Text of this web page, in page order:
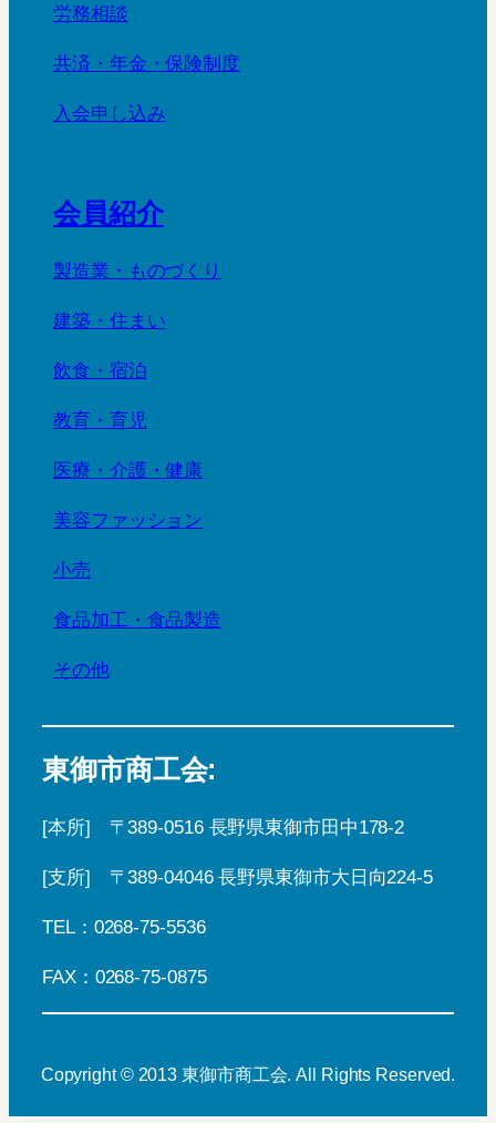
労務相談
共済・年金・保険制度
入会申し込み
会員紹介
製造業・ものづくり
建築・住まい
飲食・宿泊
教育・育児
医療・介護・健康
美容ファッション
小売
食品加工・食品製造
その他
東御市商工会:
[本所] 〒389-0516 長野県東御市田中178-2
[支所] 〒389-04046 長野県東御市大日向224-5
TEL：0268-75-5536
FAX：0268-75-0875
Copyright © 2013 東御市商工会. All Rights Reserved.